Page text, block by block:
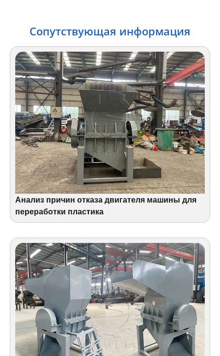
Сопутствующая информация
Анализ причин отказа двигателя машины для
переработки пластика